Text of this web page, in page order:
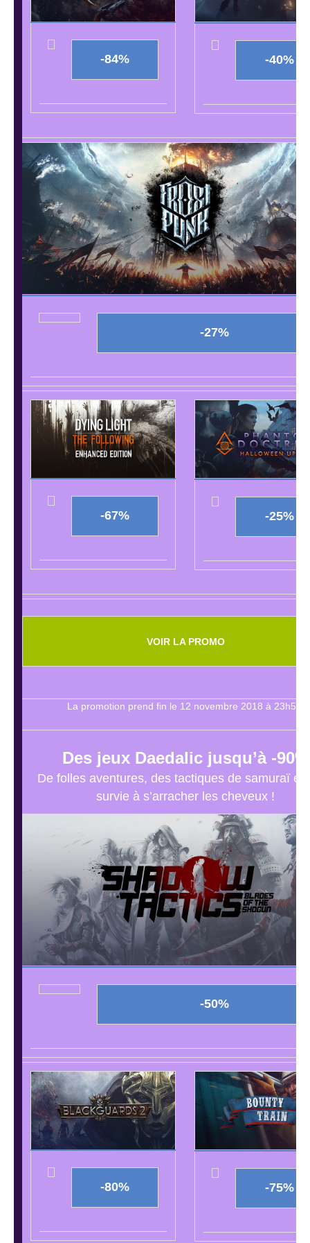
-84% -40%
-27%
-67% -25%
VOIR LA PROMO
La promotion prend fin le 12 novembre 2018 à 23h59.
Des jeux Daedalic jusqu’à -90%
De folles aventures, des tactiques de samuraï et
survie à s’arracher les cheveux !
-50%
-80% -75%